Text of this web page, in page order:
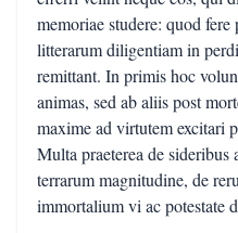
memoriae studere: quod
litterarum diligentiam in
remittant. In primis hoc
animas, sed ab aliis post
maxime ad virtutem excitari
Multa praeterea de
terrarum magnitudine, de
immortalium vi ac potestate